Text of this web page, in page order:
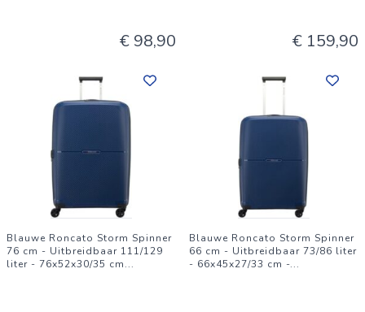
€ 98,90 € 159,90
Blauwe Roncato Storm Spinner
76 cm - Uitbreidbaar 111/129
liter - 76x52x30/35 cm...
Blauwe Roncato Storm Spinner
66 cm - Uitbreidbaar 73/86 liter
- 66x45x27/33 cm -...